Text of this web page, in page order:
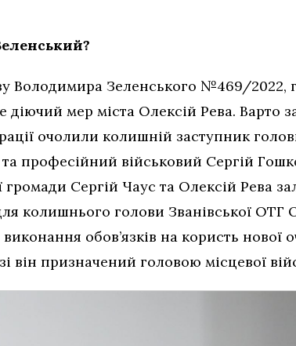
Володимира Зеленського №469/2022,
діючий мер міста Олексій Рева. Варто
очолили колишній заступник
професійний військовий Сергій
громади Сергій Чаус та Олексій Рева
колишнього голови Званівської ОТГ
обов’язків на користь нової
він призначений головою місцевої